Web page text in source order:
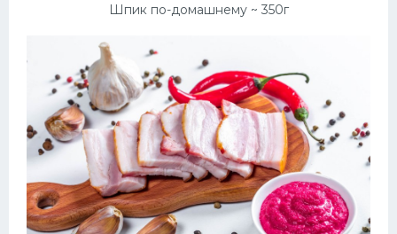
Шпик по-домашнему ~ 350г